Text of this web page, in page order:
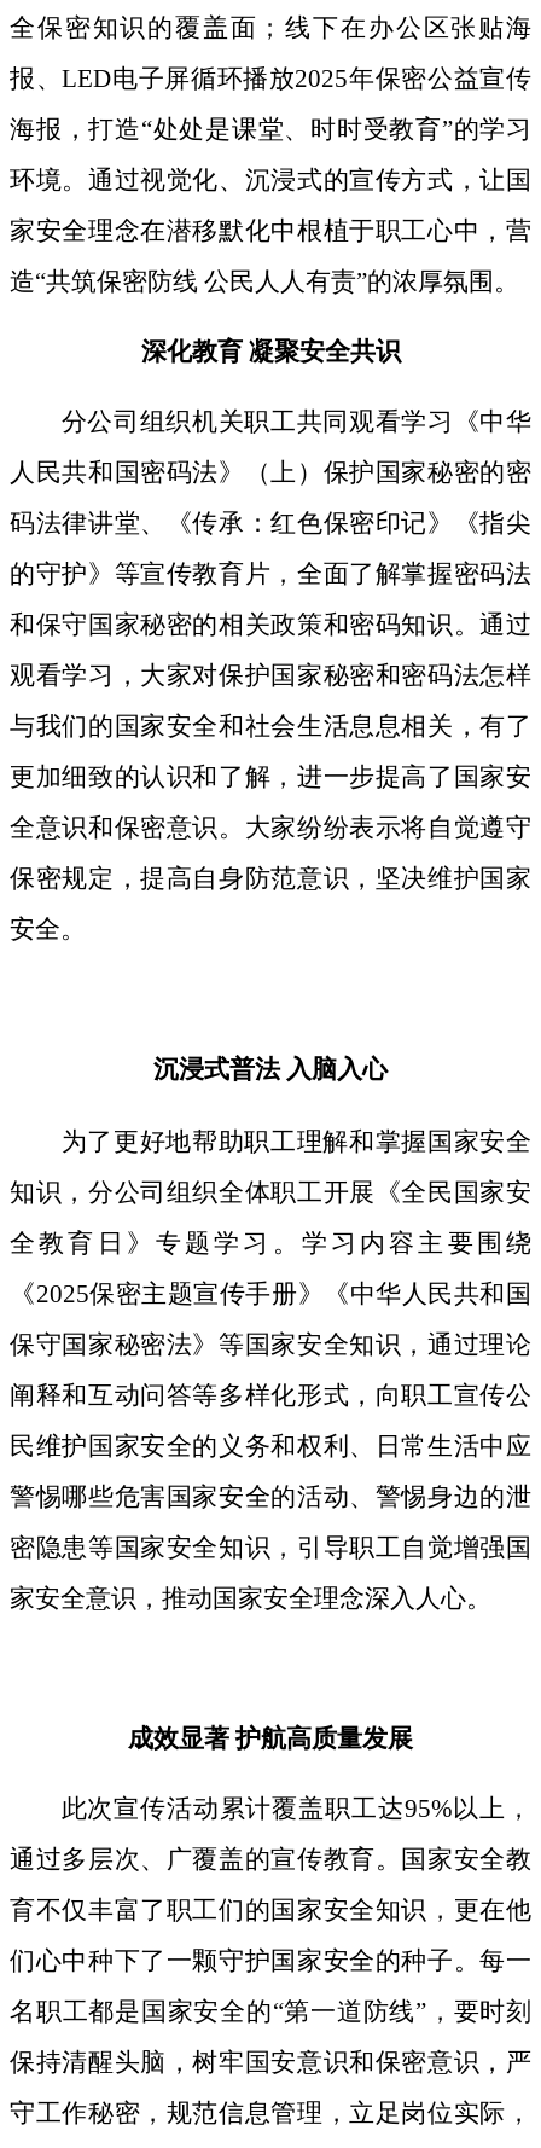
全保密知识的覆盖面；线下在办公区张贴海
报、LED电子屏循环播放2025年保密公益宣传
海报，打造“处处是课堂、时时受教育”的学习
环境。通过视觉化、沉浸式的宣传方式，让国
家安全理念在潜移默化中根植于职工心中，营
造“共筑保密防线 公民人人有责”的浓厚氛围。
深化教育凝聚安全共识
分公司组织机关职工共同观看学习《中华
人民共和国密码法》
（上）保护国家秘密的密
码法律讲堂、
《传承：红色保密印记》《指尖
的守护》等宣传教育片， 全面了解掌握密码法
和保守国家秘密的相关政策和密码知识。通过
观看学习，大家对保护国家秘密和密码法怎样
与我们的国家安全和社会生活息息相关，有了
更加细致的认识和了解，进一步提高了国家安
全意识和保密意识。大家纷纷表示将自觉遵守
保密规定，提高自身防范意识，坚决维护国家
安全。
沉浸式普法 入脑入心
为了更好地帮助职工理解和掌握国家安全
知识，分公司组织全体职工开展《全民国家安
全教育日》专题学习。学习内容主要围绕
《2025保密主题宣传手册》《中华人民共和国
保守国家秘密法》等国家安全知识，通过理论
阐释和互动问答等多样化形式，向职工宣传公
民维护国家安全的义务和权利、日常生活中应
警惕哪些危害国家安全的活动、警惕身边的泄
密隐患等国家安全知识，引导职工自觉增强国
家安全意识，推动国家安全理念深入人心。
成效显著护航高质量发展
此次宣传活动累计覆盖职工达95%以上，
通过多层次、广覆盖的宣传教育。国家安全教
育不仅丰富了职工们的国家安全知识，更在他
们心中种下了一颗守护国家安全的种子。每一
名职工都是国家安全的“第一道防线”，要时刻
保持清醒头脑，树牢国安意识和保密意识，严
守工作秘密，规范信息管理，立足岗位实际，